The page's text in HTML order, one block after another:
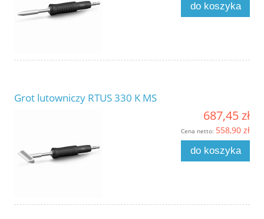
do koszyka
Grot lutowniczy RTUS 330 K MS
687,45 zł
Cena netto: 558,90 zł
do koszyka